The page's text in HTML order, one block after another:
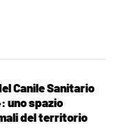
Canile Sanitario
uno spazio
del territorio